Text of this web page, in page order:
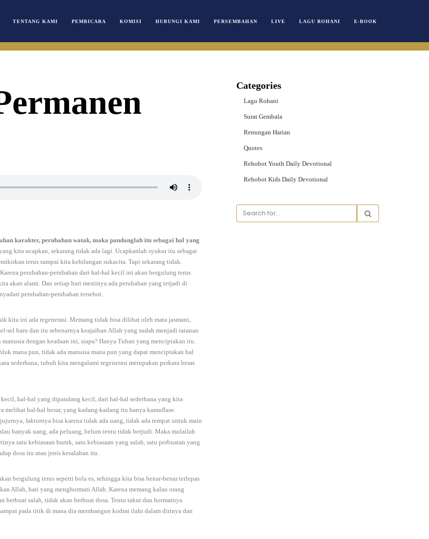
TENTANG KAMI PEMBICARA KOMISI HUBUNGI KAMI PERSEMBAHAN LIVE LAGU ROHANI E-BOOK
karakter, perubahan watak, maka pandanglah itu sebagai hal yang
kita ucapkan, sekarang tidak ada lagi. Ucapkanlah syukur itu sebagai
terus sampai kita kehilangan sukacita. Tapi sekarang tidak.
perubahan-perubahan dari hal-hal kecil ini akan bergulung terus
akan alami. Dan setiap hari mestinya ada perubahan yang terjadi di
perubahan-perubahan tersebut.
kita ini ada regenerasi. Memang tidak bisa dilihat oleh mata jasmani,
sel baru dan itu sebenarnya keajaiban Allah yang sudah menjadi tatanan
dengan keadaan ini, siapa? Hanya Tuhan yang menciptakan itu.
mana pun, tidak ada manusia mana pun yang dapat menciptakan hal
sederhana; tubuh kita mengalami regenerasi merupakan perkara besar.
hal-hal yang dipandang kecil, dari hal-hal sederhana yang kita
melihat hal-hal besar, yang kadang-kadang itu hanya kamuflase.
faktornya bisa karena tidak ada uang, tidak ada tempat untuk main
banyak uang, ada peluang, belum tentu tidak berjudi. Maka mulailah
satu kebiasaan buruk, satu kebiasaan yang salah, satu perbuatan yang
dosa itu atau jenis kesalahan itu.
bergulung terus seperti bola es, sehingga kita bisa benar-benar terlepas
Allah, hati yang menghormati Allah. Karena memang kalau orang
salah, tidak akan berbuat dosa. Tentu takut dan hormatnya
pada titik di mana dia membangun kodrat ilahi dalam dirinya dan
Categories
Lagu Rohani
Surat Gembala
Renungan Harian
Quotes
Rehobot Youth Daily Devotional
Rehobot Kids Daily Devotional